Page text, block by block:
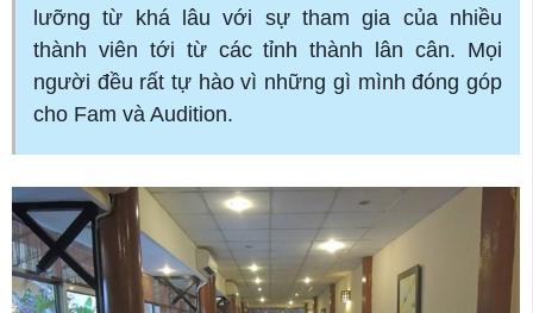
lưỡng từ khá lâu với sự tham gia của nhiều
thành viên tới từ các tỉnh thành lân cân. Mọi
người đều rất tự hào vì những gì mình đóng góp
cho Fam và Audition.